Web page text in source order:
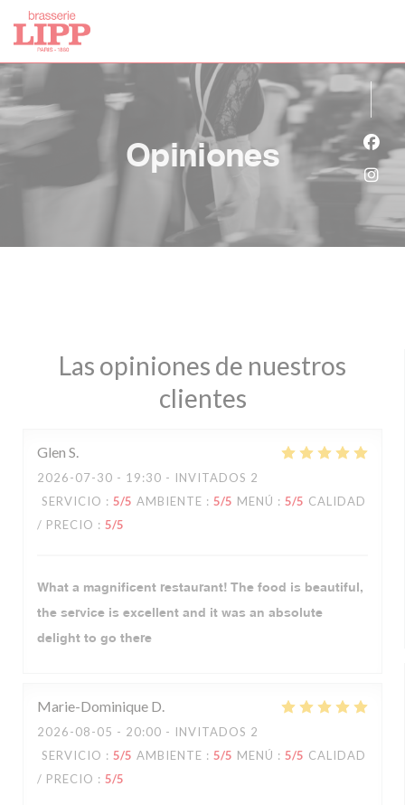
Personalización de sus opciones de cookies
Opiniones
Las opiniones de nuestros
clientes
Glen S
2026-07-30 - 19:30 - INVITADOS 2
SERVICIO : 5/5 AMBIENTE : 5/5 MENÚ : 5/5 CALIDAD
/ PRECIO : 5/5
What a magnificent restaurant! The food is beautiful,
the service is excellent and it was an absolute
delight to go there
Marie-Dominique D
2026-08-05 - 20:00 - INVITADOS 2
SERVICIO : 5/5 AMBIENTE : 5/5 MENÚ : 5/5 CALIDAD
/ PRECIO : 5/5